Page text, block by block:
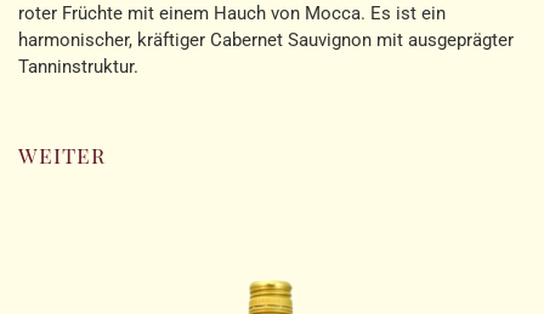
roter Früchte mit einem Hauch von Mocca. Es ist ein
harmonischer, kräftiger Cabernet Sauvignon mit ausgeprägter
Tanninstruktur.
weiter